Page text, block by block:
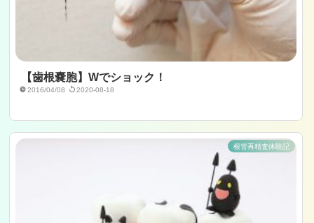
【歯根嚢胞】Wでショック！
2016/04/08 2020-08-18
根管再精査体験記